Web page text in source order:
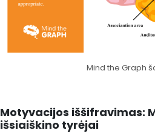
Mind the Graph
Motyvacijos iššifravimas:
išsiaiškino tyrėjai